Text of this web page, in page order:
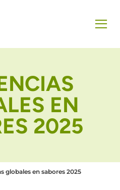
EN
2025
globales en sabores 2025